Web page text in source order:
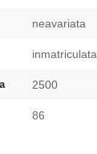
neavariata
inmatriculata
2500
86